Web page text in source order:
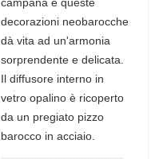
decorazioni neobarocche
dà vita ad un'armonia
sorprendente e delicata.
Il diffusore interno in
vetro opalino è ricoperto
da un pregiato pizzo
barocco in acciaio.